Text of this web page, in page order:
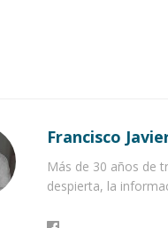
Francisco
Más de 30 años de
despierta, la